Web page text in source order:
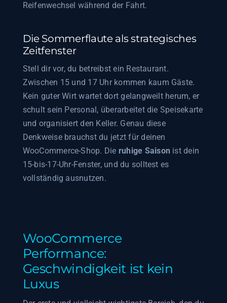
Reifenwechsel während der Fahrt.
Die Sommerflaute als strategisches
Zeitfenster
Stell dir vor, du betreibst ein Restaurant.
Zwischen 15 und 17 Uhr kommen kaum Gäste.
Kein guter Wirt wartet dort gelangweilt herum, er
schult sein Personal, überarbeitet die Speisekarte
und organisiert den Keller. Genau diese
Denkweise brauchst du jetzt für deinen
WooCommerce-Shop. Die ruhige Saison ist dein
15-bis-17-Uhr-Fenster, und du solltest es
vollständig ausnutzen.
WooCommerce
Performance:
Geschwindigkeit ist kein
Luxus